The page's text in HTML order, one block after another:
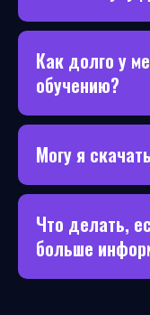
Как долго у
обучению?
Могу я
Что делать,
больше